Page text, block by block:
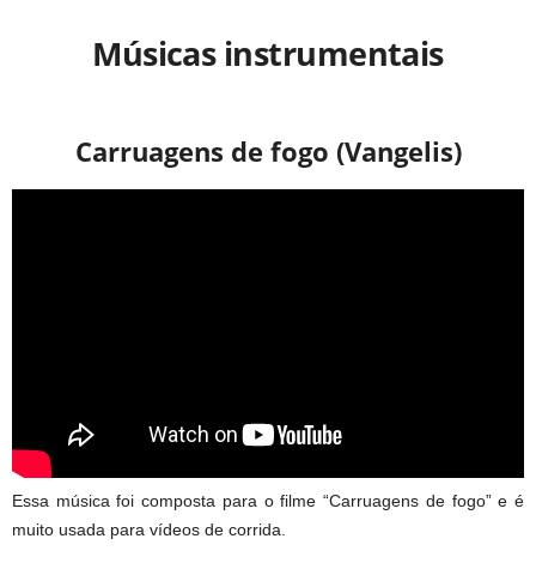
Músicas instrumentais
Carruagens de fogo (Vangelis)
Essa música foi composta para o filme “Carruagens de fogo” e é
muito usada para vídeos de corrida.